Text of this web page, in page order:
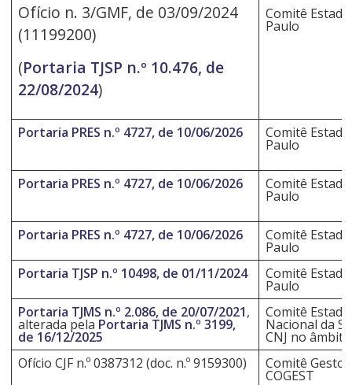
Ofício n. 3/GMF, de 03/09/2024
(11199200)
(Portaria TJSP n.º 10.476, de
22/08/2024)
Comitê
Paulo
Portaria PRES n.º 4727, de 10/06/2026 Comitê
Paulo
Portaria PRES n.º 4727, de 10/06/2026 Comitê
Paulo
Portaria PRES n.º 4727, de 10/06/2026 Comitê
Paulo
Portaria TJSP n.º 10498, de 01/11/2024
Comitê
Paulo
Portaria TJMS n.º 2.086, de 20/07/2021,
alterada pela Portaria TJMS n.º 3199,
de 16/12/2025
Comitê
Nacional da
CNJ no
Ofício CJF n.º 0387312 (doc. n.º 9159300)
Comitê
COGEST